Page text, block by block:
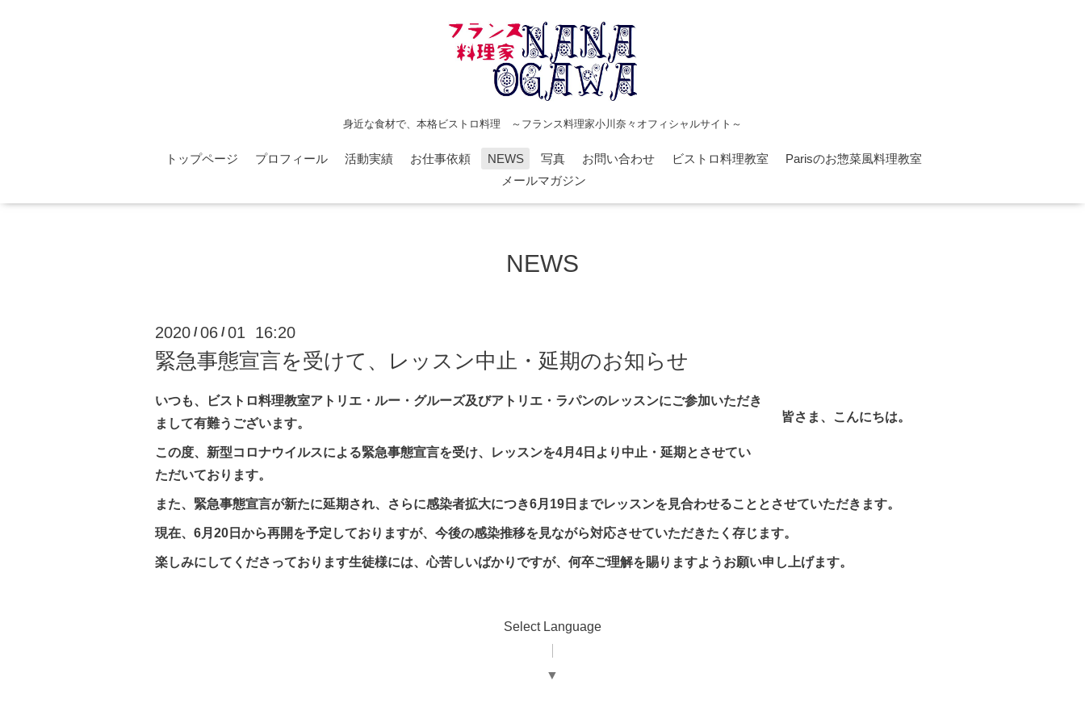
身近な食材で、本格ビストロ料理 ～フランス料理家小川奈々オフィシャルサイト～
トップページ プロフィール 活動実績 お仕事依頼 NEWS 写真 お問い合わせ ビストロ料理教室
Parisのお惣菜風料理教室
メールマガジン
NEWS
2020 /06 /01 16:20
緊急事態宣言を受けて、レッスン中止・延期のお知らせ
皆さま、こんにちは。
いつも、ビストロ料理教室アトリエ・ルー・グルーズ及びアトリエ・ラパンのレッスンにご参加いただき
まして有難うございます。
この度、新型コロナウイルスによる緊急事態宣言を受け、レッスンを4月4日より中止・延期とさせてい
ただいております。
また、緊急事態宣言が新たに延期され、さらに感染者拡大につき6月19日までレッスンを見合わせることとさせていただきます。
現在、6月20日から再開を予定しておりますが、今後の感染推移を見ながら対応させていただきたく存じます。
楽しみにしてくださっております生徒様には、心苦しいばかりですが、何卒ご理解を賜りますようお願い申し上げます。
Select Language
▼